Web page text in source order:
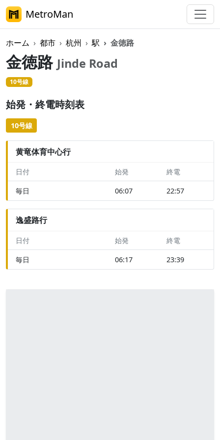
MetroMan
ホーム 都市 杭州 駅 金徳路
金徳路 Jinde Road
10号線
始発・終電時刻表
10号線
黄竜体育中心行
日付 始発 終電
毎日 06:07 22:57
逸盛路行
日付 始発 終電
毎日 06:17 23:39